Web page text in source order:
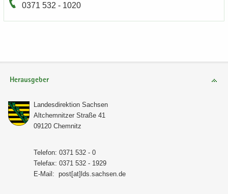
0371 532 - 1020
Herausgeber
Lan­des­di­rek­ti­on Sach­sen
Alt­chem­nit­zer Stra­ße 41
09120 Chem­nitz
Te­le­fon: 0371 532 - 0
Te­le­fax: 0371 532 - 1929
E-​Mail: post[at]lds.sach­sen.de